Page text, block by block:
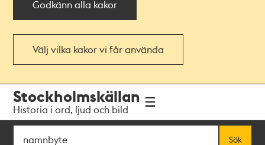
Godkänn alla kakor
Välj vilka kakor vi får använda
navigationen
huvudinnehållet
Stockholmskällan
Historia i ord, ljud och bild
Sök
Sök